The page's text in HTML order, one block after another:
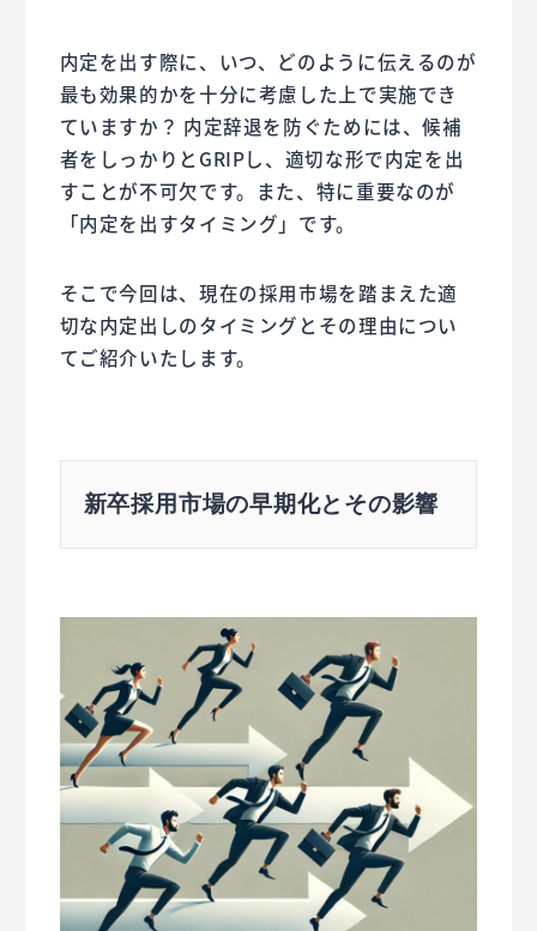
内定を出す際に、いつ、どのように伝えるのが
最も効果的かを十分に考慮した上で実施でき
ていますか？ 内定辞退を防ぐためには、候補
者をしっかりとGRIPし、適切な形で内定を出
すことが不可欠です。また、特に重要なのが
「内定を出すタイミング」です。
そこで今回は、現在の採用市場を踏まえた適
切な内定出しのタイミングとその理由につい
てご紹介いたします。
新卒採用市場の早期化とその影響